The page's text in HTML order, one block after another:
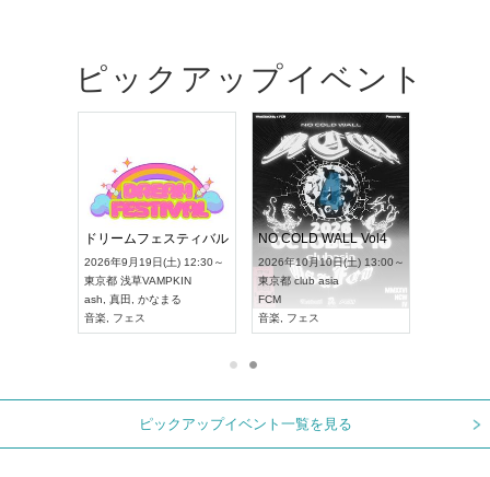
ピックアップイベント
ドリームフェスティバル
2026年9月19日(土) 12:30～
東京都 浅草VAMPKIN
ash
真田
かなまる
音楽
フェス
NO COLD WALL Vol4
2026年10月10日(土) 13:00～
東京都 club asia
FCM
音楽
フェス
ピックアップイベント一覧を見る